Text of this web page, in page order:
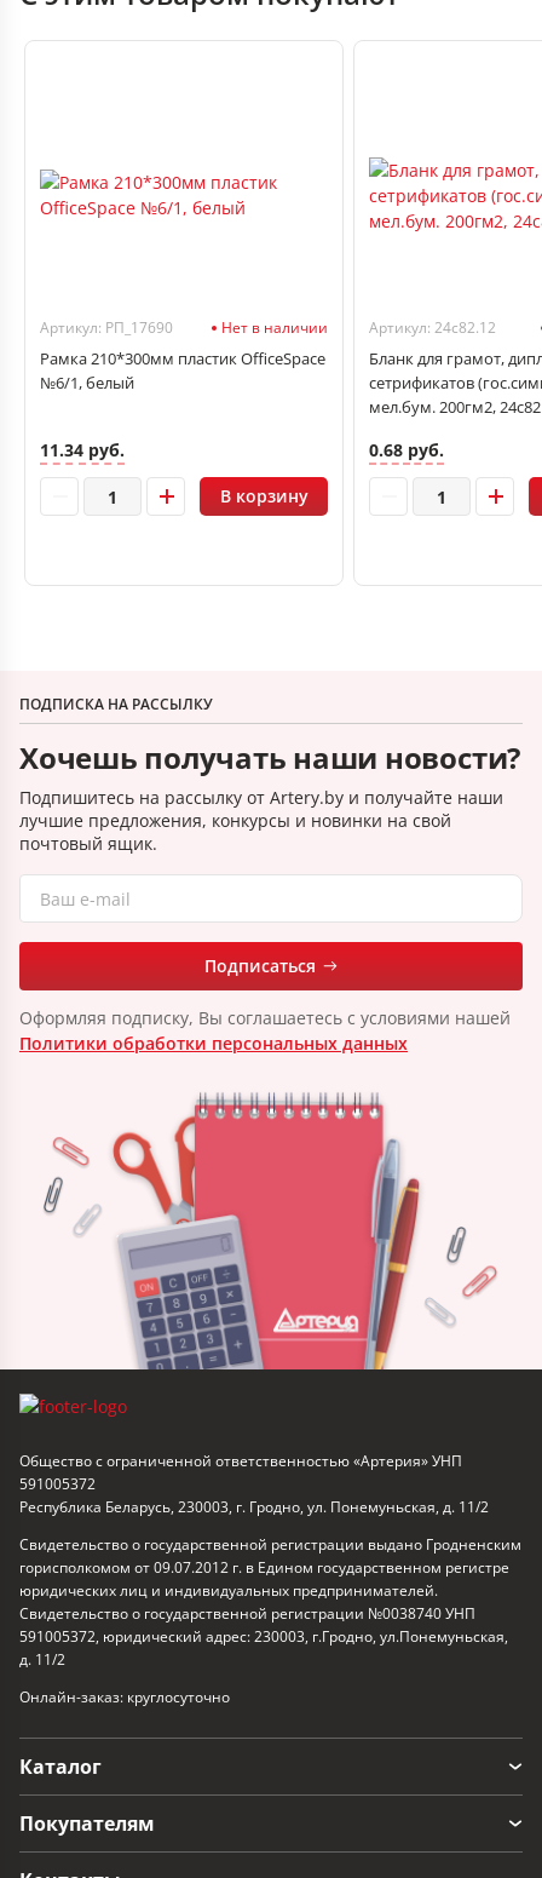
Артикул: РП_17690 Нет в наличии
Рамка 210*300мм пластик OfficeSpace
№6/1, белый
11.34 руб.
В корзину
Артикул: 24с82.12
Бланк для грамот,
сетрификатов
мел.бум. 200гм2,
0.68 руб.
ПОДПИСКА НА РАССЫЛКУ
Хочешь получать наши новости?
Подпишитесь на рассылку от Artery.by и получайте наши
лучшие предложения, конкурсы и новинки на свой
почтовый ящик.
Подписаться
Оформляя подписку, Вы соглашаетесь с условиями нашей
Политики обработки персональных данных
Общество с ограниченной ответственностью «Артерия» УНП
591005372
Республика Беларусь, 230003, г. Гродно, ул. Понемуньская, д. 11/2
Свидетельство о государственной регистрации выдано Гродненским
горисполкомом от 09.07.2012 г. в Едином государственном регистре
юридических лиц и индивидуальных предпринимателей.
Свидетельство о государственной регистрации №0038740 УНП
591005372, юридический адрес: 230003, г.Гродно, ул.Понемуньская,
д. 11/2
Онлайн-заказ: круглосуточно
Каталог
Покупателям